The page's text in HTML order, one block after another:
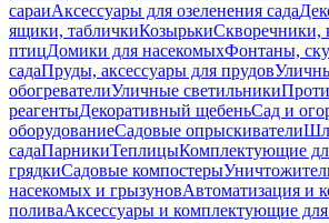
сараиАксессуары для озеленения сада
ящики, табличкиКозырькиСкворечники,
птицДомики для насекомыхФонтаны,
садаПруды, аксессуары для прудов
обогревателиУличные светильники
реагентыДекоративный щебеньСад и
оборудованиеСадовые опрыскиватели
садаПарникиТеплицыКомплектующие
грядкиСадовые компостеры
насекомых и грызуновАвтоматизация и
поливаАксессуары и комплектующие